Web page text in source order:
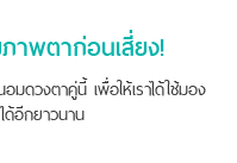
าพตาก่อนเสี่ยง!
ดวงตาคู่นี้ เพื่อให้เราได้ใช้มอง
ด้อีกยาวนาน